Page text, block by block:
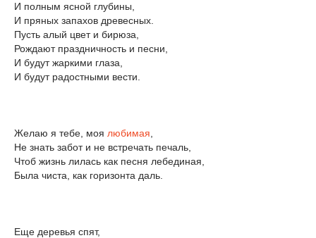
И полным ясной глубины,
И пряных запахов древесных.
Пусть алый цвет и бирюза,
Рождают праздничность и песни,
И будут жаркими глаза,
И будут радостными вести.
Желаю я тебе, моя любимая
Не знать забот и не встречать печаль,
Чтоб жизнь лилась как песня лебединая,
Была чиста, как горизонта даль.
Еще деревья спят,